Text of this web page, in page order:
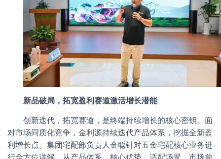
新品破局，拓宽盈利赛道激活增长潜能
创新迭代，拓宽赛道，是终端持续增长的核心密钥。面
对市场同质化竞争，金利源持续迭代产品体系，挖掘全新盈
利增长点。集团宅配部负责人金聪针对五金宅配核心业务进